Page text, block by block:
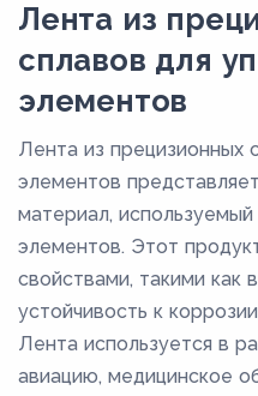
Лента из
сплавов для
элементов
Лента из прецизионных
элементов
материал,
элементов. Этот
свойствами, такими как
устойчивость к
Лента используется в
авиацию, медицинское